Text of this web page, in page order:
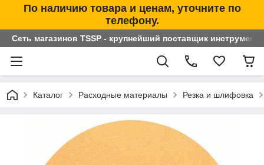
По наличию товара и ценам, уточните по
телефону.
Сеть магазинов TSSP - крупнейший поставщик
Каталог Расходные материалы Резка и шлифовка